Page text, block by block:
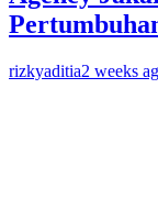
rizkyaditia2 weeks